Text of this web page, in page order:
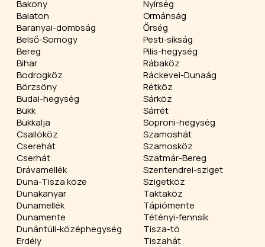
Bakony
Balaton
Baranyai-dombság
Belső-Somogy
Bereg
Bihar
Bodrogköz
Börzsöny
Budai-hegység
Bükk
Bükkalja
Csallóköz
Cserehát
Cserhát
Drávamellék
Duna-Tisza köze
Dunakanyar
Dunamellék
Dunamente
Dunántúli-középhegység
Erdély
Nyírség
Ormánság
Őrség
Pesti-síkság
Pilis-hegység
Rábaköz
Ráckevei-Dunaág
Rétköz
Sárköz
Sárrét
Soproni-hegység
Szamoshát
Szamosköz
Szatmár-Bereg
Szentendrei-sziget
Szigetköz
Taktaköz
Tápiómente
Tétényi-fennsík
Tisza-tó
Tiszahát